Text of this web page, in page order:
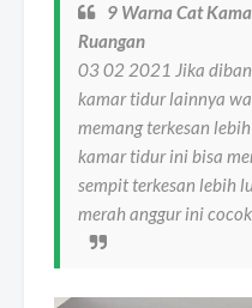
9 Warna Cat
Ruangan
03 02 2021 Jika
kamar tidur lainnya
memang terkesan
kamar tidur ini bisa
sempit terkesan lebih
merah anggur ini